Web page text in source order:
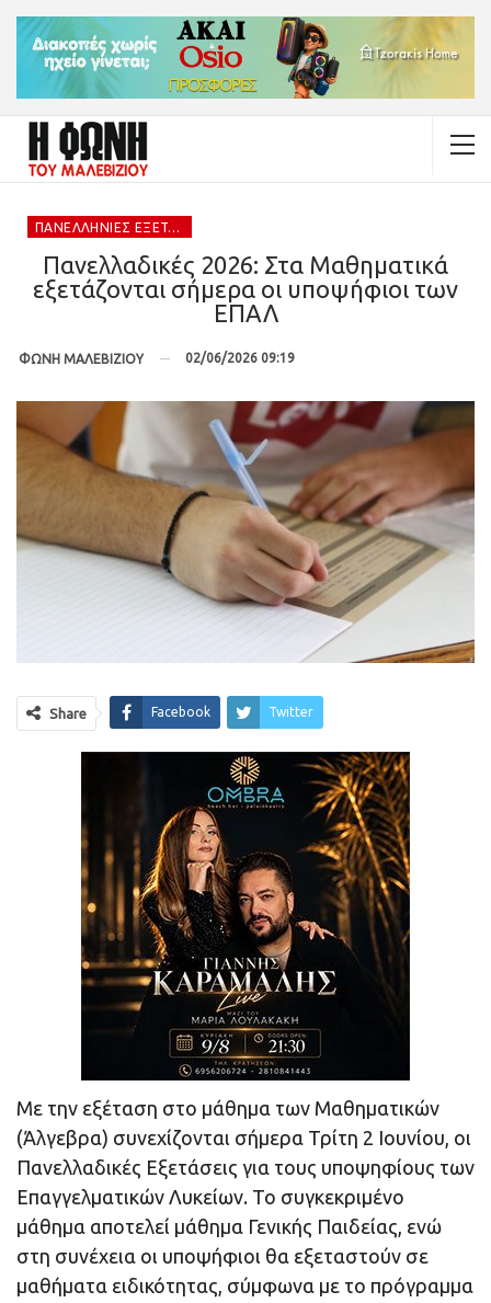
ΠΑΝΕΛΛΉΝΙΕΣ ΕΞΕΤΆΣΕΙΣ 2026
Πανελλαδικές 2026: Στα Μαθηματικά
εξετάζονται σήμερα οι υποψήφιοι των
ΕΠΑΛ
ΦΩΝΗ ΜΑΛΕΒΙΖΙΟΥ 02/06/2026 09:19
Share Facebook Twitter
Με την εξέταση στο μάθημα των Μαθηματικών
(Άλγεβρα) συνεχίζονται σήμερα Τρίτη 2 Ιουνίου, οι
Πανελλαδικές Εξετάσεις για τους υποψηφίους των
Επαγγελματικών Λυκείων. Το συγκεκριμένο
μάθημα αποτελεί μάθημα Γενικής Παιδείας, ενώ
στη συνέχεια οι υποψήφιοι θα εξεταστούν σε
μαθήματα ειδικότητας, σύμφωνα με το πρόγραμμα